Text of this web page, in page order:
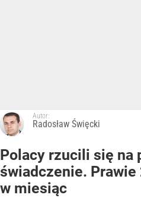
Autor:
Radosław Święcki
Polacy rzucili się na
świadczenie.
w miesiąc